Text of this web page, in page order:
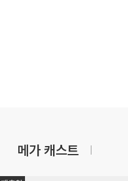
메가 캐스트